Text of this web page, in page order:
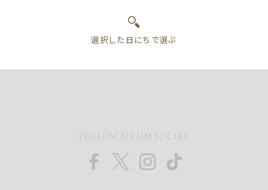
FOLLOW US ON SOCIAL